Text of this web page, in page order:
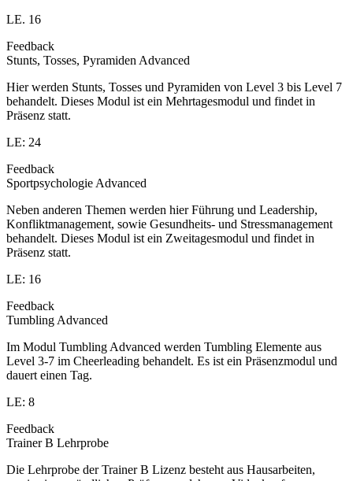
LE. 16
Feedback
Stunts, Tosses, Pyramiden Advanced
Hier werden Stunts, Tosses und Pyramiden von Level 3 bis Level 7
behandelt. Dieses Modul ist ein Mehrtagesmodul und findet in
Präsenz statt.
LE: 24
Feedback
Sportpsychologie Advanced
Neben anderen Themen werden hier Führung und Leadership,
Konfliktmanagement, sowie Gesundheits- und Stressmanagement
behandelt. Dieses Modul ist ein Zweitagesmodul und findet in
Präsenz statt.
LE: 16
Feedback
Tumbling Advanced
Im Modul Tumbling Advanced werden Tumbling Elemente aus
Level 3-7 im Cheerleading behandelt. Es ist ein Präsenzmodul und
dauert einen Tag.
LE: 8
Feedback
Trainer B Lehrprobe
Die Lehrprobe der Trainer B Lizenz besteht aus Hausarbeiten,